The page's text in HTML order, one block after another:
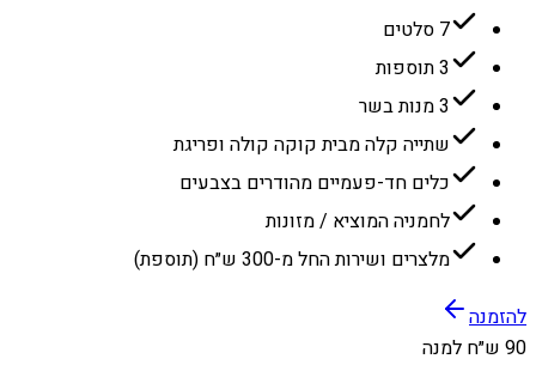
7 סלטים
3 תוספות
3 מנות בשר
שתייה קלה מבית קוקה קולה ופריגת
כלים חד-פעמיים מהודרים בצבעים
לחמניה המוציא / מזונות
מלצרים ושירות החל מ-300 ש״ח (תוספת)
להזמנה
90 ש״ח למנה